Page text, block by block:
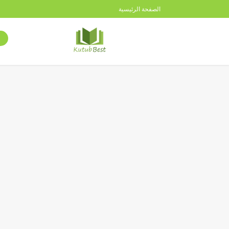
الصفحة الرئيسية